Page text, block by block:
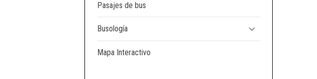
Pasajes de bus
Busología
Mapa Interactivo